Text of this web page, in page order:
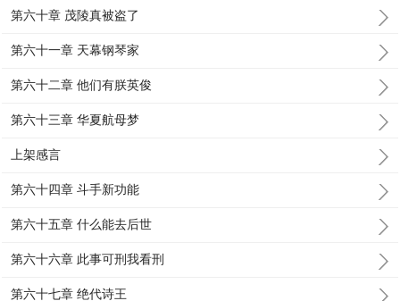
第六十章 茂陵真被盗了
第六十一章 天幕钢琴家
第六十二章 他们有朕英俊
第六十三章 华夏航母梦
上架感言
第六十四章 斗手新功能
第六十五章 什么能去后世
第六十六章 此事可刑我看刑
第六十七章 绝代诗王